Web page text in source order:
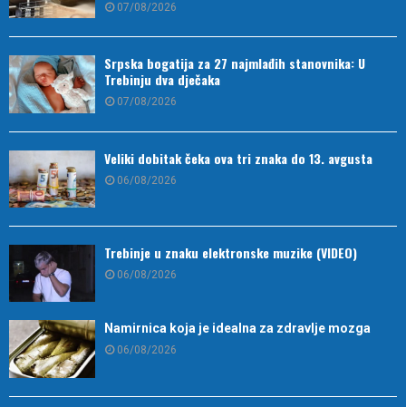
07/08/2026
Srpska bogatija za 27 najmlađih stanovnika: U
Trebinju dva dječaka
07/08/2026
Veliki dobitak čeka ova tri znaka do 13. avgusta
06/08/2026
Trebinje u znaku elektronske muzike (VIDEO)
06/08/2026
Namirnica koja je idealna za zdravlje mozga
06/08/2026